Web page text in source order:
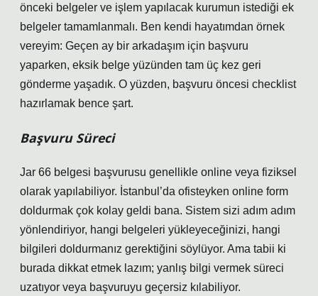
önceki belgeler ve işlem yapılacak kurumun istediği ek
belgeler tamamlanmalı. Ben kendi hayatımdan örnek
vereyim: Geçen ay bir arkadaşım için başvuru
yaparken, eksik belge yüzünden tam üç kez geri
gönderme yaşadık. O yüzden, başvuru öncesi checklist
hazırlamak bence şart.
Başvuru Süreci
Jar 66 belgesi başvurusu genellikle online veya fiziksel
olarak yapılabiliyor. İstanbul’da ofisteyken online form
doldurmak çok kolay geldi bana. Sistem sizi adım adım
yönlendiriyor, hangi belgeleri yükleyeceğinizi, hangi
bilgileri doldurmanız gerektiğini söylüyor. Ama tabii ki
burada dikkat etmek lazım; yanlış bilgi vermek süreci
uzatıyor veya başvuruyu geçersiz kılabiliyor.